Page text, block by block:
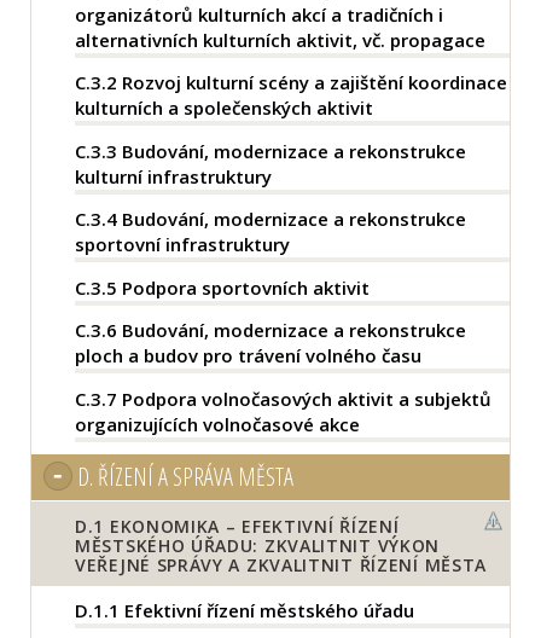
organizátorů kulturních akcí a tradičních i
alternativních kulturních aktivit, vč. propagace
C.3.2 Rozvoj kulturní scény a zajištění koordinace
kulturních a společenských aktivit
C.3.3 Budování, modernizace a rekonstrukce
kulturní infrastruktury
C.3.4 Budování, modernizace a rekonstrukce
sportovní infrastruktury
C.3.5 Podpora sportovních aktivit
C.3.6 Budování, modernizace a rekonstrukce
ploch a budov pro trávení volného času
C.3.7 Podpora volnočasových aktivit a subjektů
organizujících volnočasové akce
D. ŘÍZENÍ A SPRÁVA MĚSTA
D.1 EKONOMIKA – EFEKTIVNÍ ŘÍZENÍ
MĚSTSKÉHO ÚŘADU: ZKVALITNIT VÝKON
VEŘEJNÉ SPRÁVY A ZKVALITNIT ŘÍZENÍ MĚSTA
D.1.1 Efektivní řízení městského úřadu